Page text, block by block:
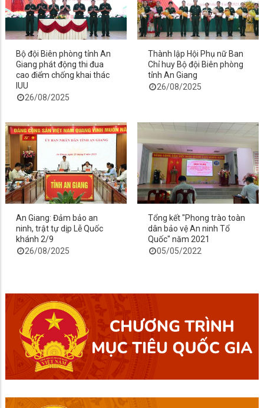
Bộ đội Biên phòng tỉnh An
Giang phát động thi đua
cao điểm chống khai thác
IUU
26/08/2025
Thành lập Hội Phụ nữ Ban
Chỉ huy Bộ đội Biên phòng
tỉnh An Giang
26/08/2025
An Giang: Đảm bảo an
ninh, trật tự dịp Lễ Quốc
khánh 2/9
26/08/2025
Tổng kết "Phong trào toàn
dân bảo vệ An ninh Tổ
Quốc" năm 2021
05/05/2022